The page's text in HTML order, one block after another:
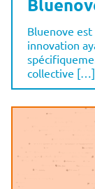
Bluenove
innovation
collective […]